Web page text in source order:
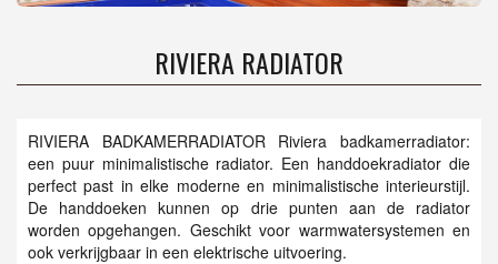
RIVIERA RADIATOR
RIVIERA BADKAMERRADIATOR Riviera badkamerradiator:
een puur minimalistische radiator. Een handdoekradiator die
perfect past in elke moderne en minimalistische interieurstijl.
De handdoeken kunnen op drie punten aan de radiator
worden opgehangen. Geschikt voor warmwatersystemen en
ook verkrijgbaar in een elektrische uitvoering.